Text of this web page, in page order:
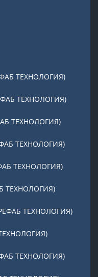
ТЕХНОЛОГИЯ)
ТЕХНОЛОГИЯ)
ТЕХНОЛОГИЯ)
ТЕХНОЛОГИЯ)
ТЕХНОЛОГИЯ)
ТЕХНОЛОГИЯ)
ТЕХНОЛОГИЯ)
ТЕХНОЛОГИЯ)